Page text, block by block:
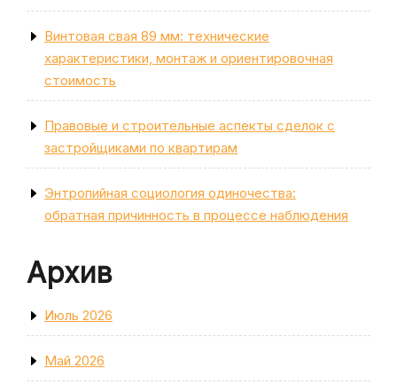
Винтовая свая 89 мм: технические
характеристики, монтаж и ориентировочная
стоимость
Правовые и строительные аспекты сделок с
застройщиками по квартирам
Энтропийная социология одиночества:
обратная причинность в процессе наблюдения
Архив
Июль 2026
Май 2026